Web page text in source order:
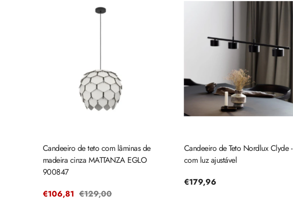
Candeeiro de teto com lâminas de
madeira cinza MATTANZA EGLO
900847
Preço
€106,81 Preço
€129,00
Candeeiro de Teto Nordlux Clyde -
com luz ajustável
Preço
€179,96